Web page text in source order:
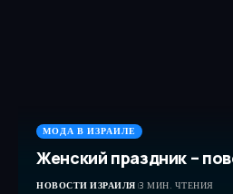
МОДА В ИЗРАИЛЕ
Женский праздник –
НОВОСТИ ИЗРАИЛЯ 3 МИН. ЧТЕНИЯ